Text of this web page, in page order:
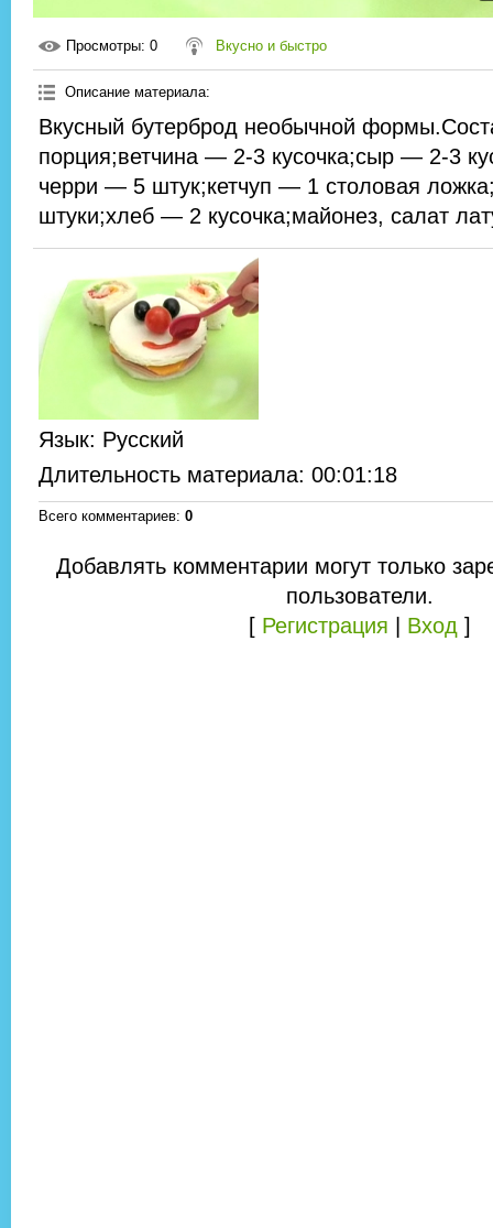
Просмотры: 0 Вкусно и быстро
Описание материала:
Вкусный бутерброд необычной
порция;ветчина — 2-3 кусочка;сыр — 2-3
черри — 5 штук;кетчуп — 1 столовая
штуки;хлеб — 2 кусочка;майонез, салат
Язык: Русский
Длительность материала: 00:01:18
Всего комментариев: 0
Добавлять комментарии могут только
пользователи.
[ Регистрация Вход ]